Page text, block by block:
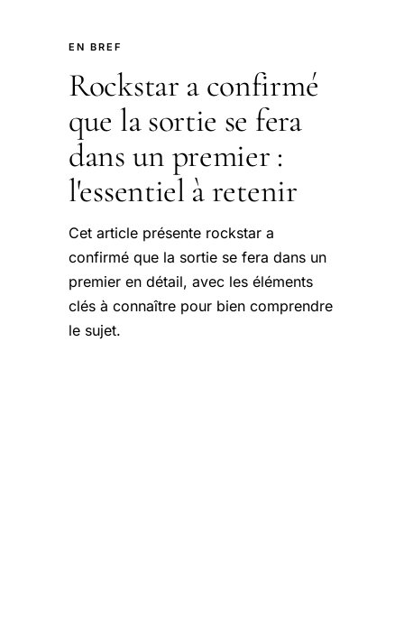
EN BREF
Rockstar a confirmé
que la sortie se fera
dans un premier :
l'essentiel à retenir
Cet article présente rockstar a
confirmé que la sortie se fera dans un
premier en détail, avec les éléments
clés à connaître pour bien comprendre
le sujet.